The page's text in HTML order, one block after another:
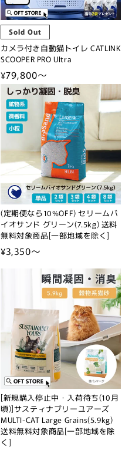
Sold Out
カメラ付き自動猫トイレ CATLINK
SCOOPER PRO Ultra
通
常
価
格
¥79,800～
(定期便なら10%OFF) セリームバ
イオサンド グリーン(7.5kg) 送料
無料対象商品[一部地域を除く]
通
常
¥3,350～
[新規購入停止中・入荷待ち(10月
頃)]サスティナブリーユアーズ
MULTI-CAT Large Grains(5.9kg)
送料無料対象商品[一部地域を除
く]